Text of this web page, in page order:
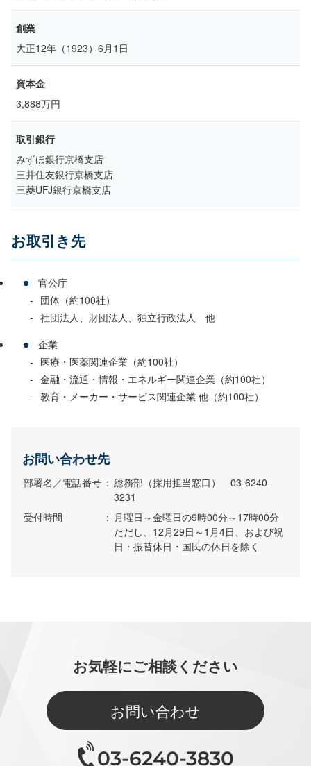
創業
大正12年（1923）6月1日
資本金
3,888万円
取引銀行
みずほ銀行京橋支店
三井住友銀行京橋支店
三菱UFJ銀行京橋支店
お取引き先
官公庁
団体（約100社）
社団法人、財団法人、独立行政法人 他
企業
医療・医薬関連企業（約100社）
金融・流通・情報・エネルギー関連企業（約100社）
教育・メーカー・サービス関連企業 他（約100社）
お問い合わせ先
部署名／電話番号 ： 総務部（採用担当窓口） 03-6240-
3231
受付時間
： 月曜日～金曜日の9時00分～17時00分
ただし、12月29日～1月4日、および祝
日・振替休日・国民の休日を除く
お気軽にご相談ください
お問い合わせ
03-6240-3830